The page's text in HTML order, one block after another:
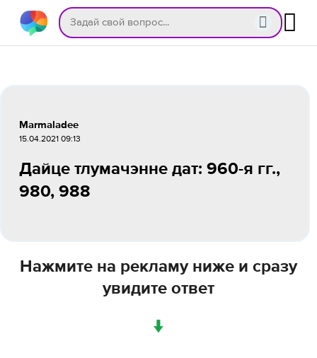
Marmaladee
15.04.2021 09:13
Дайце тлумачэнне дат: 960-я гг.,
980, 988
Нажмите на рекламу ниже и сразу
увидите ответ
↓